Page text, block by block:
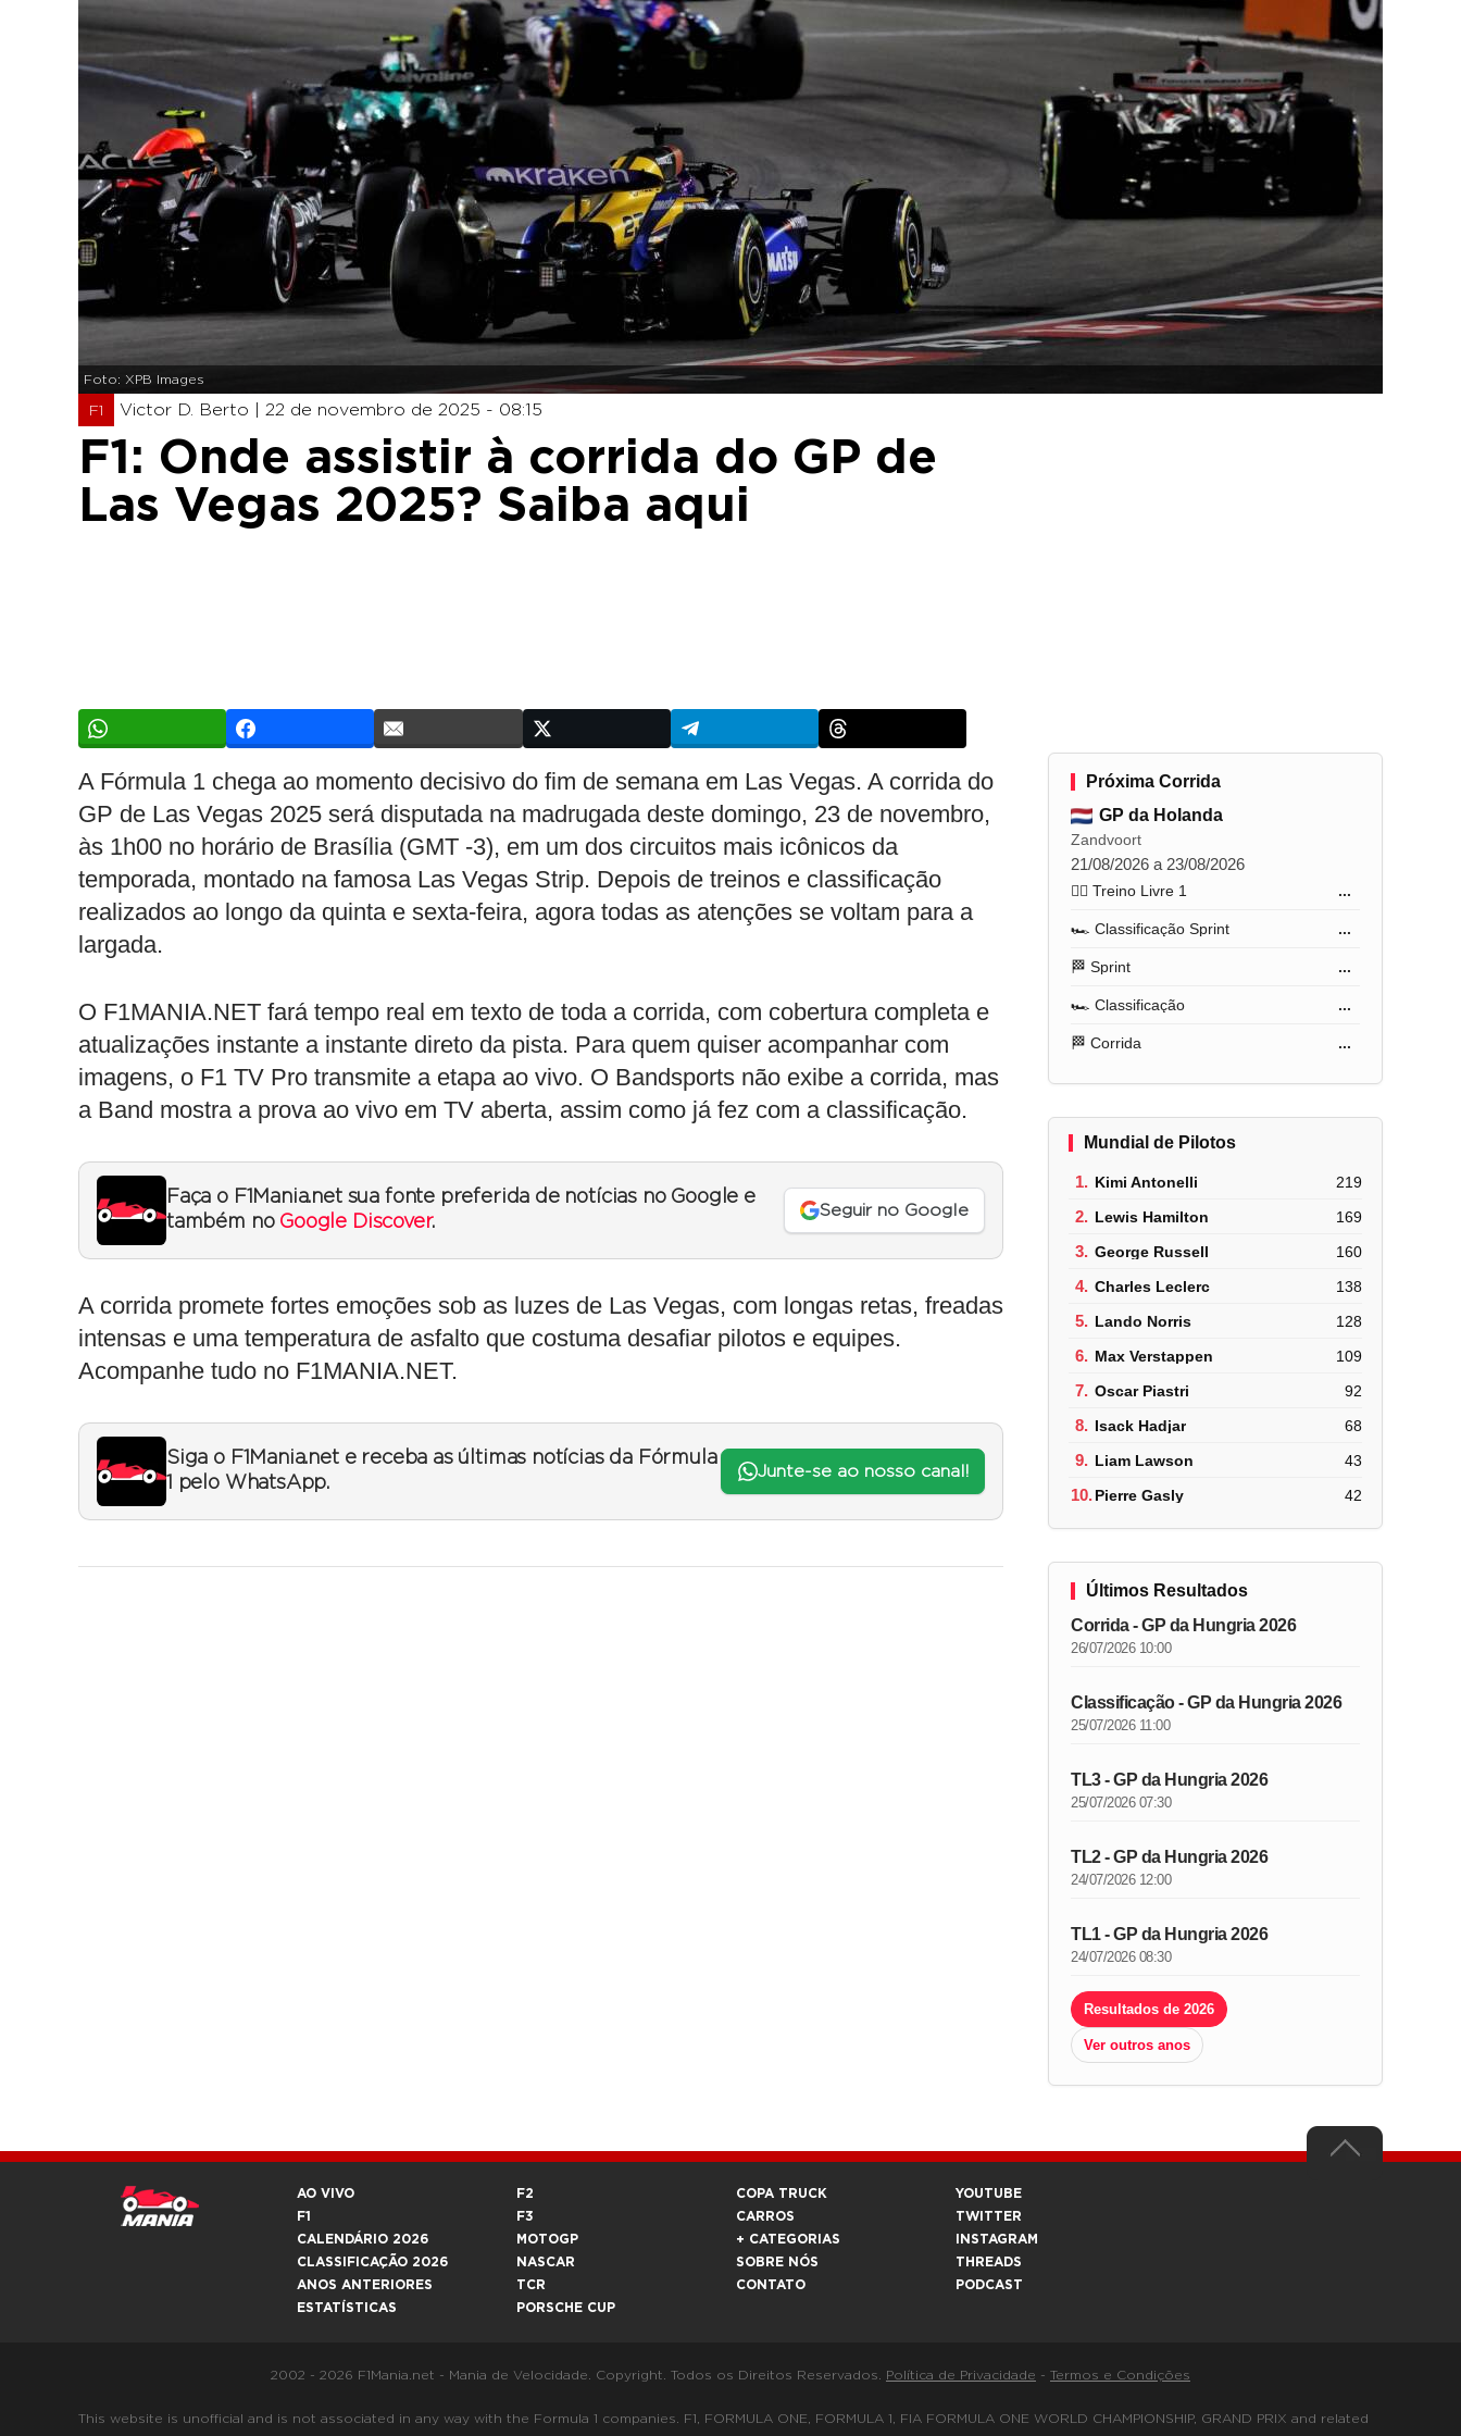
Foto: XPB Images
F1 Victor D. Berto | 22 de novembro de 2025 - 08:15
F1: Onde assistir à corrida do GP de
Las Vegas 2025? Saiba aqui
A Fórmula 1 chega ao momento decisivo do fim de semana em Las Vegas. A corrida do
GP de Las Vegas 2025 será disputada na madrugada deste domingo, 23 de novembro,
às 1h00 no horário de Brasília (GMT -3), em um dos circuitos mais icônicos da
temporada, montado na famosa Las Vegas Strip. Depois de treinos e classificação
realizados ao longo da quinta e sexta-feira, agora todas as atenções se voltam para a
largada.
O F1MANIA.NET fará tempo real em texto de toda a corrida, com cobertura completa e
atualizações instante a instante direto da pista. Para quem quiser acompanhar com
imagens, o F1 TV Pro transmite a etapa ao vivo. O Bandsports não exibe a corrida, mas
a Band mostra a prova ao vivo em TV aberta, assim como já fez com a classificação.
Faça o F1Mania.net sua fonte preferida de notícias no Google e
também no Google Discover.
Seguir no Google
A corrida promete fortes emoções sob as luzes de Las Vegas, com longas retas, freadas
intensas e uma temperatura de asfalto que costuma desafiar pilotos e equipes.
Acompanhe tudo no F1MANIA.NET.
Siga o F1Mania.net e receba as últimas notícias da Fórmula
1 pelo WhatsApp.
Junte-se ao nosso canal!
Próxima Corrida
GP da Holanda
Zandvoort
21/08/2026 a 23/08/2026
🏋️‍♂️ Treino Livre 1 ...
🏎️ Classificação Sprint ...
🏁 Sprint ...
🏎️ Classificação ...
🏁 Corrida ...
Mundial de Pilotos
1. Kimi Antonelli 219
2. Lewis Hamilton 169
3. George Russell 160
4. Charles Leclerc 138
5. Lando Norris 128
6. Max Verstappen 109
7. Oscar Piastri 92
8. Isack Hadjar 68
9. Liam Lawson 43
10.Pierre Gasly 42
Últimos Resultados
Corrida - GP da Hungria 2026
26/07/2026 10:00
Classificação - GP da Hungria 2026
25/07/2026 11:00
TL3 - GP da Hungria 2026
25/07/2026 07:30
TL2 - GP da Hungria 2026
24/07/2026 12:00
TL1 - GP da Hungria 2026
24/07/2026 08:30
Resultados de 2026
Ver outros anos
AO VIVO
F1
CALENDÁRIO 2026
CLASSIFICAÇÃO 2026
ANOS ANTERIORES
ESTATÍSTICAS
F2
F3
MOTOGP
NASCAR
TCR
PORSCHE CUP
COPA TRUCK
CARROS
+ CATEGORIAS
SOBRE NÓS
CONTATO
YOUTUBE
TWITTER
INSTAGRAM
THREADS
PODCAST
2002 - 2026 F1Mania.net - Mania de Velocidade. Copyright. Todos os Direitos Reservados. Política de Privacidade - Termos e Condições
This website is unofficial and is not associated in any way with the Formula 1 companies. F1, FORMULA ONE, FORMULA 1, FIA FORMULA ONE WORLD CHAMPIONSHIP, GRAND PRIX and related